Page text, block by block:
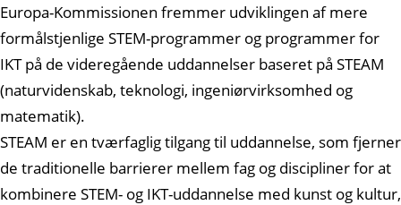
Europa-Kommissionen fremmer udviklingen af mere
formålstjenlige STEM-programmer og programmer for
IKT på de videregående uddannelser baseret på STEAM
(naturvidenskab, teknologi, ingeniørvirksomhed og
matematik).
STEAM er en tværfaglig tilgang til uddannelse, som fjerner
de traditionelle barrierer mellem fag og discipliner for at
kombinere STEM- og IKT-uddannelse med kunst og kultur,